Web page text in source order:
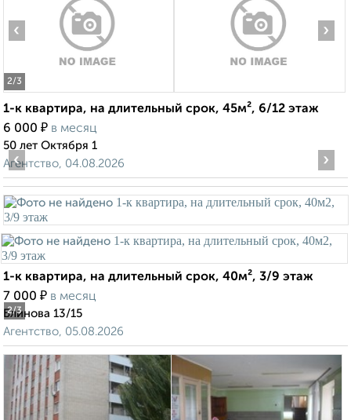
2/3
‹ ›
1-к квартира, на длительный срок, 45м², 6/12 этаж
6 000 ₽ в месяц
50 лет Октября 1
Агентство, 04.08.2026
2/3
‹ ›
1-к квартира, на длительный срок, 40м², 3/9 этаж
7 000 ₽ в месяц
Блинова 13/15
Агентство, 05.08.2026